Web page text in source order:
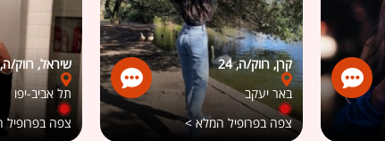
שיראל, רווק/ה,
תל אביב-יפו
צפה בפרופיל
קרן, רווק/ה, 24
באר יעקב
צפה בפרופיל המלא >